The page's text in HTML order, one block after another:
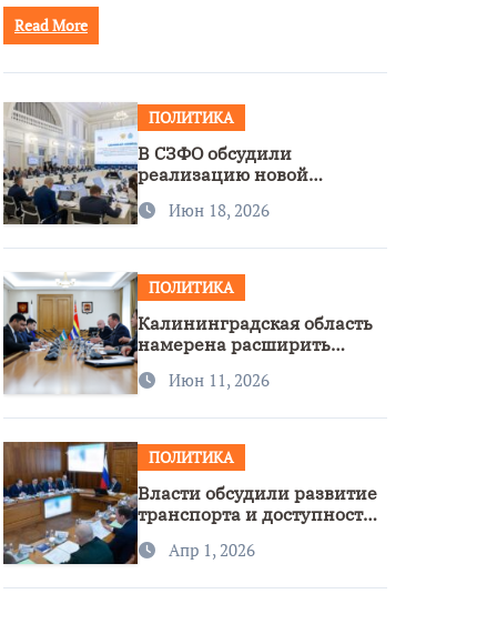
Read More
ПОЛИТИКА
В СЗФО обсудили
реализацию новой
Июн 18, 2026
ПОЛИТИКА
Калининградская область
намерена расширить
Узбекистаном
Июн 11, 2026
ПОЛИТИКА
Власти обсудили развитие
транспорта и доступность
Апр 1, 2026